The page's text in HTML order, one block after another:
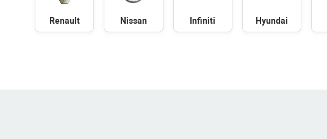
Renault Nissan Infiniti Hyundai